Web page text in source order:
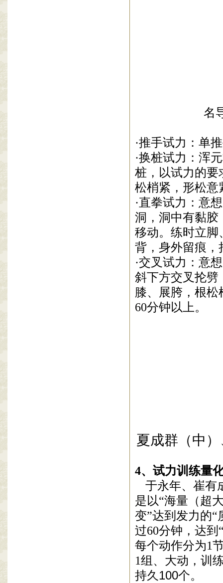
名导唐季礼
·推手试力：单
·换桩试力 ：浑
桩， 以试力的要
松梢紧，形松意
·直拳试力：意
洞，洞中有黏胶
移动。练时立脚
背，身外留痕，
·交叉试力：意
斜下方交叉抡劈
膝、展胯， 根松
60分钟以上。
夏成群（中
4、 试力训练量
于永年、崔有
是以“海量（超
变”达到发力的“
过60分钟，达到
每个动作分为1
1组、 大动， 训
持久 100个。